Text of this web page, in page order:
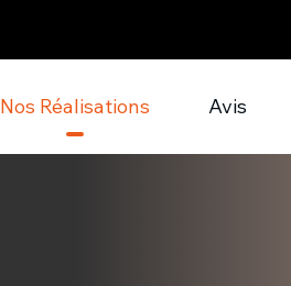
Nos Réalisations Avis